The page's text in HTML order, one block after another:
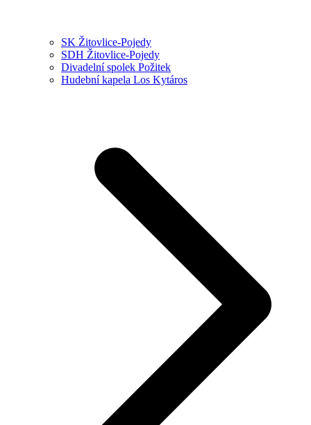
SK Žitovlice-Pojedy
SDH Žitovlice-Pojedy
Divadelní spolek Požitek
Hudební kapela Los Kytáros